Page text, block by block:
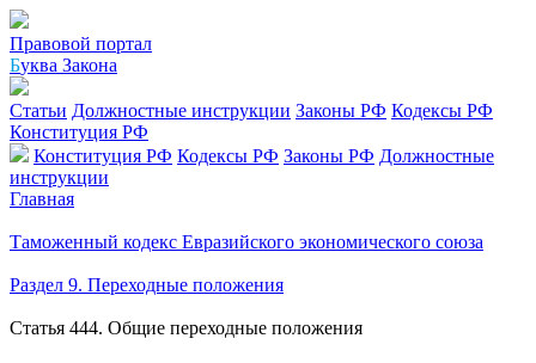
Правовой портал
Буква Закона
Статьи Должностные инструкции Законы РФ Кодексы РФ
Конституция РФ
Конституция РФ Кодексы РФ Законы РФ Должностные
инструкции
Главная
Таможенный кодекс Евразийского экономического союза
Раздел 9. Переходные положения
Статья 444. Общие переходные положения